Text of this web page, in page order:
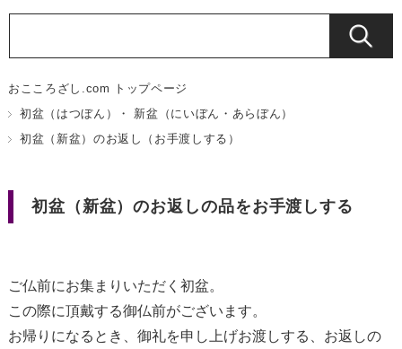
おこころざし.com トップページ
初盆（はつぼん）・ 新盆（にいぼん・あらぼん）
初盆（新盆）のお返し（お手渡しする）
初盆（新盆）のお返しの品をお手渡しする
ご仏前にお集まりいただく初盆。
この際に頂戴する御仏前がございます。
お帰りになるとき、御礼を申し上げお渡しする、お返しの